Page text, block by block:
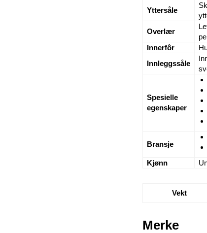
Yttersåle
Overlær
Innerfôr
Innleggssåle
Spesielle
egenskaper
Bransje
Kjønn
Vekt
Merke